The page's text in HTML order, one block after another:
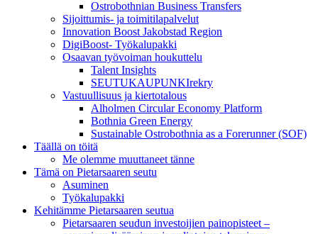
Ostrobothnian Business Transfers
Sijoittumis- ja toimitilapalvelut
Innovation Boost Jakobstad Region
DigiBoost- Työkalupakki
Osaavan työvoiman houkuttelu
Talent Insights
SEUTUKAUPUNKIrekry
Vastuullisuus ja kiertotalous
Alholmen Circular Economy Platform
Bothnia Green Energy
Sustainable Ostrobothnia as a Forerunner (SOF)
Täällä on töitä
Me olemme muuttaneet tänne
Tämä on Pietarsaaren seutu
Asuminen
Työkalupakki
Kehitämme Pietarsaaren seutua
Pietarsaaren seudun investoijien painopisteet –